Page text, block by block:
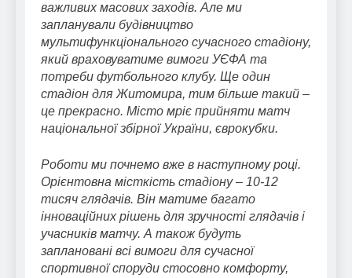
важливих масових заходів. Але ми
запланували будівництво
мультифункціонального сучасного стадіону,
який враховуватиме вимоги УЄФА та
потреби футбольного клубу. Ще один
стадіон для Житомира, тим більше такий –
це прекрасно. Місто мріє прийняти матч
національної збірної України, єврокубки.
Роботи ми почнемо вже в наступному році.
Орієнтовна місткість стадіону – 10-12
тисяч глядачів. Він матиме багато
інноваційних рішень для зручності глядачів і
учасників матчу. А також будуть
заплановані всі вимоги для сучасної
спортивної споруди стосовно комфорту,